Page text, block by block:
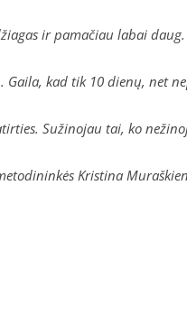
ir pamačiau labai
kad tik 10 dienų, net
Sužinojau tai, ko
Kristina